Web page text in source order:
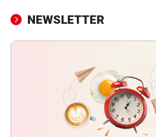
NEWSLETTER